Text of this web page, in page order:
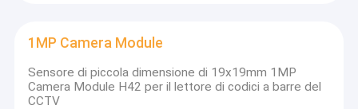
1MP Camera Module
Sensore di piccola dimensione di 19x19mm 1MP
Camera Module H42 per il lettore di codici a barre del
CCTV